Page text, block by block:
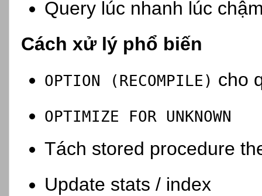
Query lúc nhanh lúc
Cách xử lý phổ biến
OPTION (RECOMPILE) cho
OPTIMIZE FOR UNKNOWN
Tách stored procedure
Update stats / index